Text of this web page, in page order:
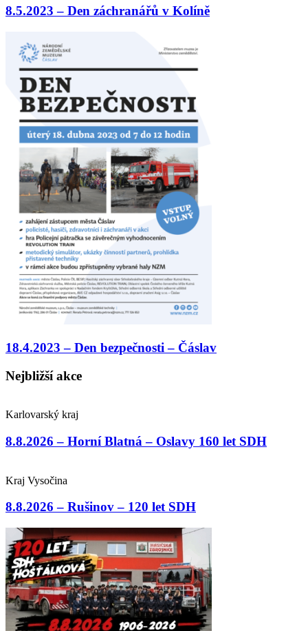
8.5.2023 – Den záchranářů v Kolíně
18.4.2023 – Den bezpečnosti – Čáslav
Nejbližší akce
Karlovarský kraj
8.8.2026 – Horní Blatná – Oslavy 160 let SDH
Kraj Vysočina
8.8.2026 – Rušinov – 120 let SDH